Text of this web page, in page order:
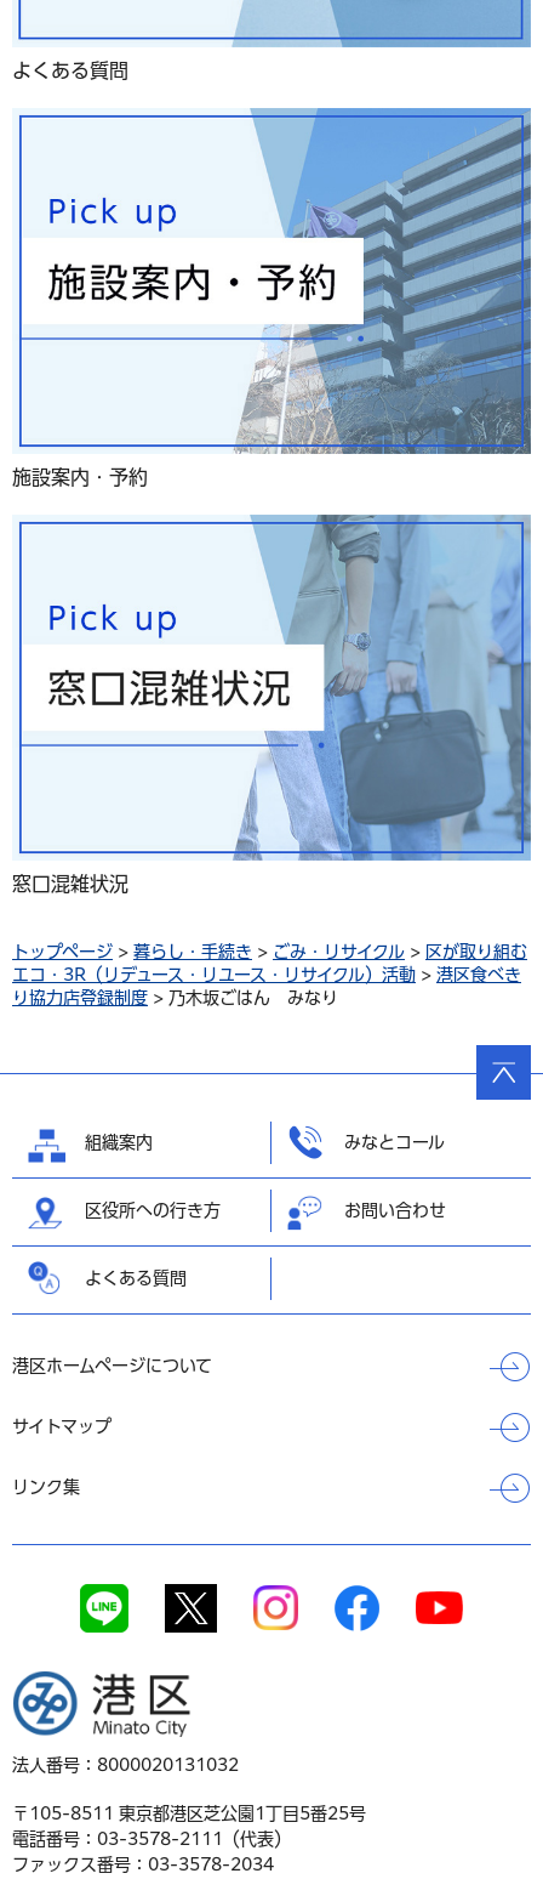
よくある質問
施設案内・予約
窓口混雑状況
トップページ > 暮らし・手続き > ごみ・リサイクル > 区が取り組む
エコ・3R（リデュース・リユース・リサイクル）活動 > 港区食べき
り協力店登録制度 > 乃木坂ごはん みなり
組織案内 みなとコール
区役所への行き方 お問い合わせ
よくある質問
港区ホームページについて
サイトマップ
リンク集
港区
法人番号：8000020131032
〒105-8511 東京都港区芝公園1丁目5番25号
電話番号：03-3578-2111（代表）
ファックス番号：03-3578-2034
ページ
の先頭